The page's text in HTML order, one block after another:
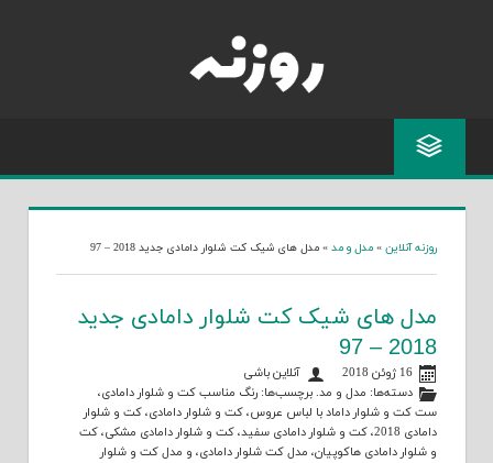
روزنه آنلاین » مدل و مد » مدل های شیک کت شلوار دامادی جدید 2018 – 97
مدل های شیک کت شلوار دامادی جدید
2018 – 97
16 ژوئن 2018
آنلاین باشی
دسته‌ها: مدل و مد. برچسب‌ها:رنگ مناسب کت و شلوار دامادی،
ست کت و شلوار داماد با لباس عروس، کت و شلوار دامادی، کت و شلوار
دامادی 2018
، کت و شلوار دامادی سفید، کت و شلوار دامادی مشکی، کت
و شلوار دامادی هاکوپیان، مدل کت شلوار دامادی، و مدل کت و شلوار